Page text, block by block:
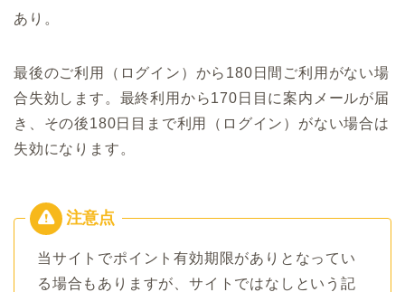
あり。
最後のご利用（ログイン）から180日間ご利用がない場
合失効します。最終利用から170日目に案内メールが届
き、その後180日目まで利用（ログイン）がない場合は
失効になります。
当サイトでポイント有効期限がありとなってい
る場合もありますが、サイトではなしという記